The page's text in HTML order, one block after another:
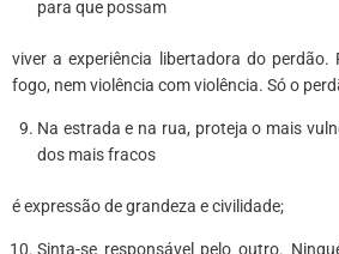
para que possam
viver a experiência libertadora do
fogo, nem violência com violência. Só o
Na estrada e na rua, proteja o mais
dos mais fracos
é expressão de grandeza e civilidade;
Sinta-se responsável pelo outro.